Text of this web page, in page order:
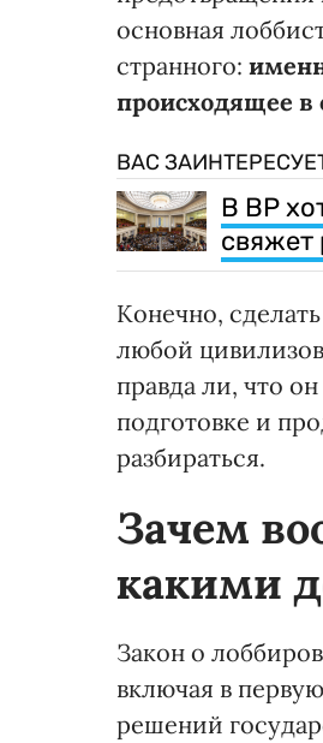
основная
странного:
происходящее в
ВАС
В ВР
свяжет
Конечно,
любой
правда ли, что
подготовке и
разбираться.
Зачем
какими
Закон о
включая в
решений